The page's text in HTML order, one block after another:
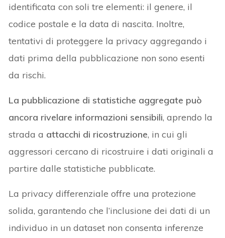
identificata con soli tre elementi: il genere, il
codice postale e la data di nascita. Inoltre,
tentativi di proteggere la privacy aggregando i
dati prima della pubblicazione non sono esenti
da rischi.
La pubblicazione di statistiche aggregate può
ancora rivelare informazioni sensibili, aprendo la
strada a attacchi di ricostruzione, in cui gli
aggressori cercano di ricostruire i dati originali a
partire dalle statistiche pubblicate.
La privacy differenziale offre una protezione
solida, garantendo che l’inclusione dei dati di un
individuo in un dataset non consenta inferenze